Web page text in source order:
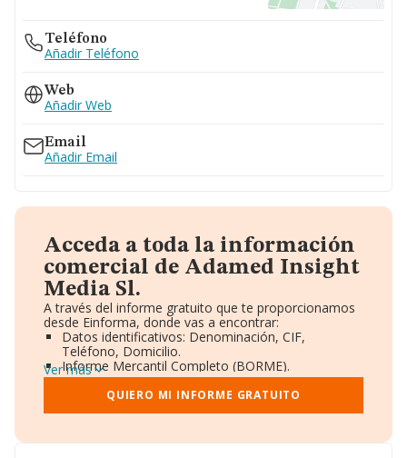
Teléfono
Añadir Teléfono
Web
Añadir Web
Email
Añadir Email
Acceda a toda la información
comercial de Adamed Insight
Media Sl.
A través del informe gratuito que te proporcionamos
desde Einforma, donde vas a encontrar:
Datos identificativos: Denominación, CIF,
Teléfono, Domicilio.
Informe Mercantil Completo (BORME).
Gráficos de Evolución Ventas y Empleados.
Consejo de Administración y Administradores.
Directivos y Ejecutivos.
Ver más
QUIERO MI INFORME GRATUITO